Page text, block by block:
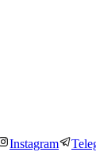
Instagram